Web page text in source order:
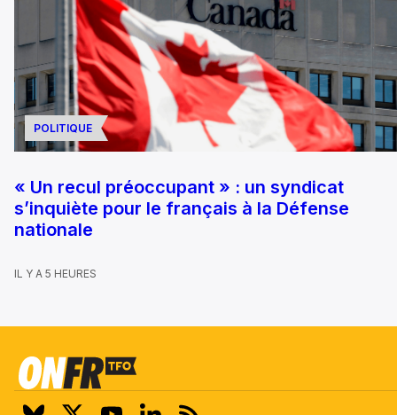
POLITIQUE
« Un recul préoccupant » : un syndicat
s’inquiète pour le français à la Défense
nationale
IL Y A 5 HEURES